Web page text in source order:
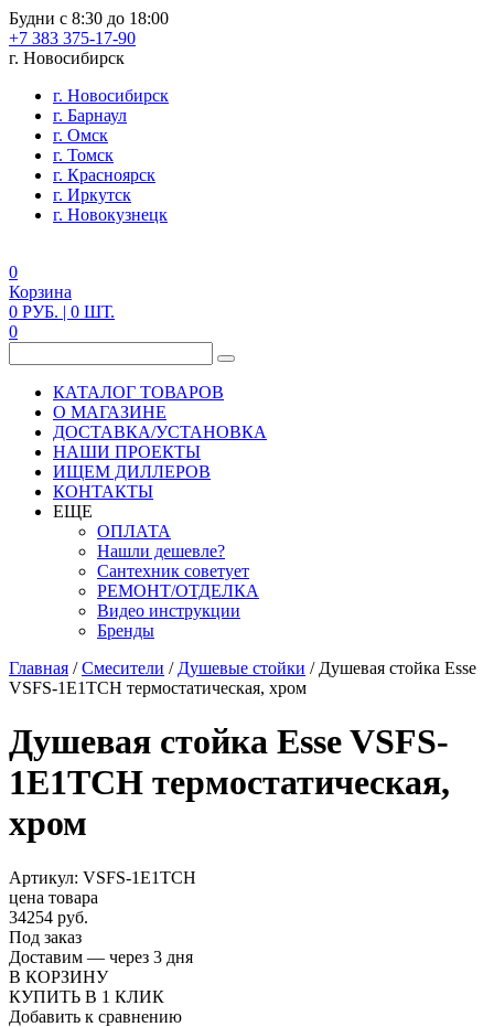
Будни с 8:30 до 18:00
+7 383 375-17-90
г. Новосибирск
г. Новосибирск
г. Барнаул
г. Омск
г. Томск
г. Красноярск
г. Иркутск
г. Новокузнецк
0
Корзина
0 РУБ. | 0 ШТ.
0
КАТАЛОГ ТОВАРОВ
О МАГАЗИНЕ
ДОСТАВКА/УСТАНОВКА
НАШИ ПРОЕКТЫ
ИЩЕМ ДИЛЛЕРОВ
КОНТАКТЫ
ЕЩЕ
ОПЛАТА
Нашли дешевле?
Сантехник советует
РЕМОНТ/ОТДЕЛКА
Видео инструкции
Бренды
Главная /Смесители / Душевые стойки / Душевая стойка Esse
VSFS-1E1TCH термостатическая, хром
Душевая стойка Esse VSFS-
1E1TCH термостатическая,
хром
Артикул: VSFS-1E1TCH
цена товара
34254 руб.
Под заказ
Доставим — через 3 дня
В КОРЗИНУ
КУПИТЬ В 1 КЛИК
Добавить к сравнению